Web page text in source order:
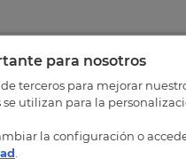
para nosotros
terceros para mejorar
se utilizan para la
la configuración o